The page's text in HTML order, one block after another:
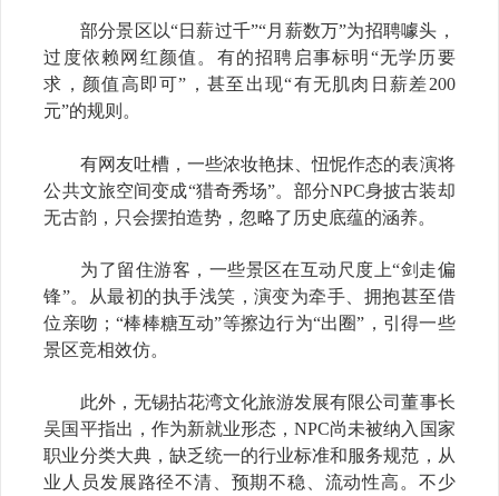
部分景区以“日薪过千”“月薪数万”为招聘噱头，
过度依赖网红颜值。有的招聘启事标明“无学历要
求，颜值高即可”，甚至出现“有无肌肉日薪差200
元”的规则。
有网友吐槽，一些浓妆艳抹、忸怩作态的表演将
公共文旅空间变成“猎奇秀场”。部分NPC身披古装却
无古韵，只会摆拍造势，忽略了历史底蕴的涵养。
为了留住游客，一些景区在互动尺度上“剑走偏
锋”。从最初的执手浅笑，演变为牵手、拥抱甚至借
位亲吻；“棒棒糖互动”等擦边行为“出圈”，引得一些
景区竞相效仿。
此外，无锡拈花湾文化旅游发展有限公司董事长
吴国平指出，作为新就业形态，NPC尚未被纳入国家
职业分类大典，缺乏统一的行业标准和服务规范，从
业人员发展路径不清、预期不稳、流动性高。不少